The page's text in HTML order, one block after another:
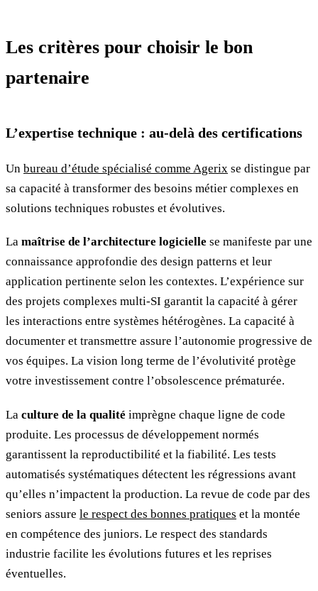
Les critères pour choisir le bon
partenaire
L’expertise technique : au-delà des certifications
Un bureau d’étude spécialisé comme Agerix se distingue par
sa capacité à transformer des besoins métier complexes en
solutions techniques robustes et évolutives.
La maîtrise de l’architecture logicielle se manifeste par une
connaissance approfondie des design patterns et leur
application pertinente selon les contextes. L’expérience sur
des projets complexes multi-SI garantit la capacité à gérer
les interactions entre systèmes hétérogènes. La capacité à
documenter et transmettre assure l’autonomie progressive de
vos équipes. La vision long terme de l’évolutivité protège
votre investissement contre l’obsolescence prématurée.
La culture de la qualité imprègne chaque ligne de code
produite. Les processus de développement normés
garantissent la reproductibilité et la fiabilité. Les tests
automatisés systématiques détectent les régressions avant
qu’elles n’impactent la production. La revue de code par des
seniors assure le respect des bonnes pratiques et la montée
en compétence des juniors. Le respect des standards
industrie facilite les évolutions futures et les reprises
éventuelles.